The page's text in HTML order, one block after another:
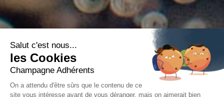
Salut c'est nous...
les Cookies
Champagne Adhérents
On a attendu d'être sûrs que le contenu de ce
site vous intéresse avant de vous déranger, mais on aimerait bien